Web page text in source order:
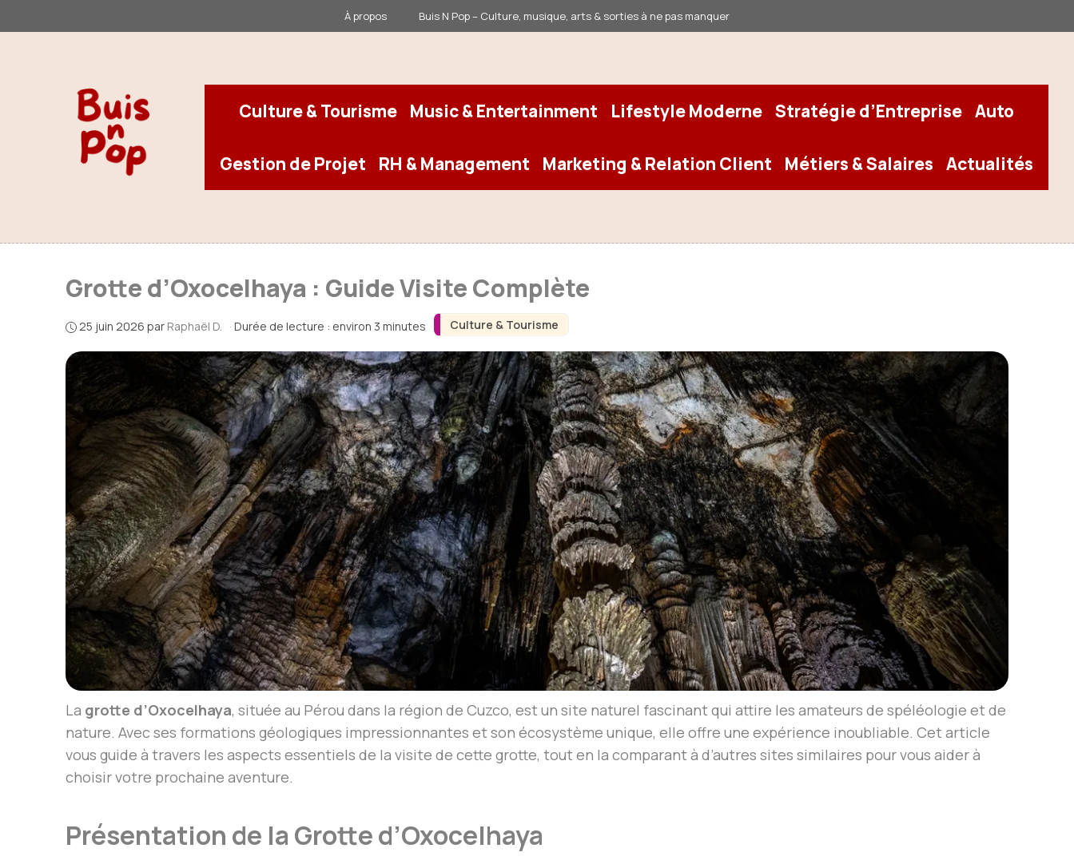
au
À propos Buis N Pop – Culture, musique, arts & sorties à ne pas manquer
Culture & Tourisme Music & Entertainment Lifestyle Moderne Stratégie d’Entreprise Auto
Gestion de Projet RH & Management Marketing & Relation Client Métiers & Salaires Actualités
Culture & Tourisme
Grotte d’Oxocelhaya : Guide Visite Complète
25 juin 2026 par Raphaël D. · Durée de lecture : environ 3 minutes
La grotte d’Oxocelhaya, située au Pérou dans la région de Cuzco, est un site naturel fascinant qui attire les amateurs de spéléologie et de
nature. Avec ses formations géologiques impressionnantes et son écosystème unique, elle offre une expérience inoubliable. Cet article
vous guide à travers les aspects essentiels de la visite de cette grotte, tout en la comparant à d’autres sites similaires pour vous aider à
choisir votre prochaine aventure.
Présentation de la Grotte d’Oxocelhaya